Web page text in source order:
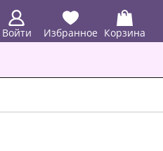
Войти Избранное Корзина